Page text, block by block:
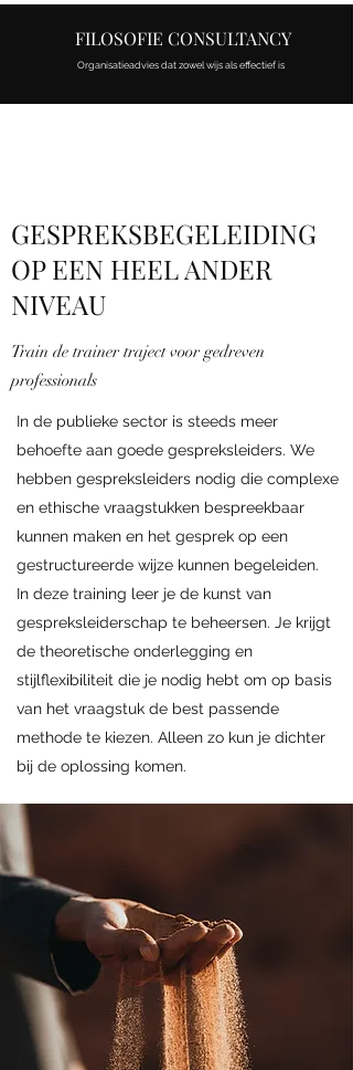
FILOSOFIE CONSULTANCY
Organisatieadvies dat zowel wijs als effectief is
GESPREKSBEGELEIDING
OP EEN HEEL ANDER
NIVEAU
Train de trainer traject voor gedreven
professionals
In de publieke sector is steeds meer
behoefte aan goede gespreksleiders. We
hebben gespreksleiders nodig die complexe
en ethische vraagstukken bespreekbaar
kunnen maken en het gesprek op een
gestructureerde wijze kunnen begeleiden.
In deze training leer je de kunst van
gespreksleiderschap te beheersen. Je krijgt
de theoretische onderlegging en
stijlflexibiliteit die je nodig hebt om op basis
van het vraagstuk de best passende
methode te kiezen. Alleen zo kun je dichter
bij de oplossing komen.